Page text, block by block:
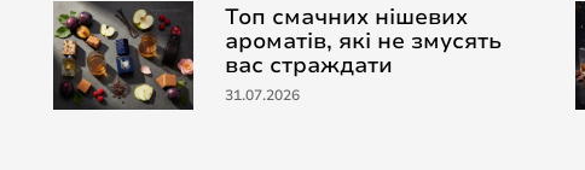
Топ смачних нішевих
ароматів, які не змусять
вас страждати
31.07.2026